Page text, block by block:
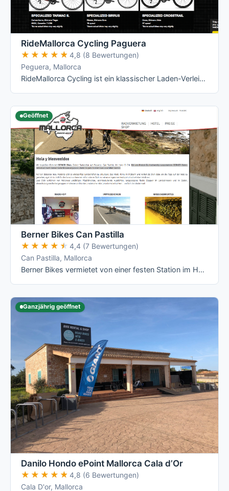
RideMallorca Cycling Paguera
★★★★★
★★★★★ 4,8 (8 Bewertungen)
Peguera, Mallorca
RideMallorca Cycling ist ein klassischer Laden-Verleih am Bulevar de Peguera: Du holst Dein Rad im Shop ab, dort wird es Dir angepasst – …
Geöffnet
Berner Bikes Can Pastilla
★★★★★
★★★★★ 4,4 (7 Bewertungen)
Can Pastilla, Mallorca
Berner Bikes vermietet von einer festen Station im Hotel THB El Cid an der Playa de Palma aus eine reine Rennrad- und E-Rennrad-Flotte mit …
Ganzjährig geöffnet
Danilo Hondo ePoint Mallorca Cala d’Or
★★★★★
★★★★★ 4,8 (6 Bewertungen)
Cala D'or, Mallorca